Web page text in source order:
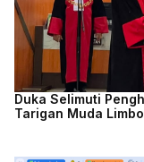
Duka Selimuti
Tarigan Muda